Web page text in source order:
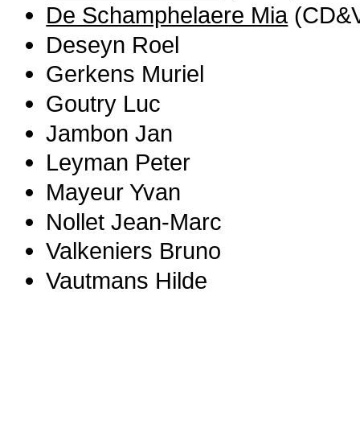
De Schamphelaere Mia
Deseyn Roel
Gerkens Muriel
Goutry Luc
Jambon Jan
Leyman Peter
Mayeur Yvan
Nollet Jean-Marc
Valkeniers Bruno
Vautmans Hilde